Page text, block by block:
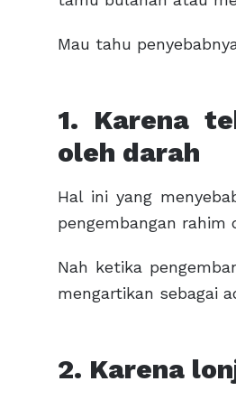
Mau tahu
1. Karena
oleh darah
Hal ini yang
pengembangan rahim
Nah ketika
mengartikan sebagai
2. Karena